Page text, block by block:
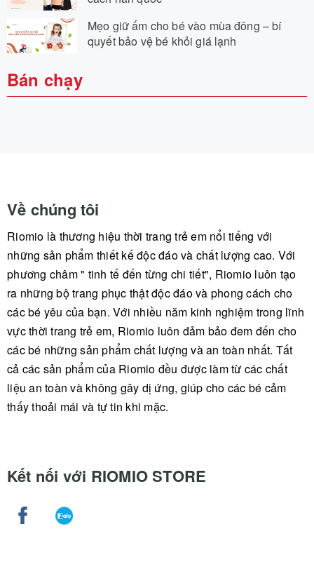
Mẹo giữ ấm cho bé vào mùa đông – bí
quyết bảo vệ bé khỏi giá lạnh
Bán chạy
Về chúng tôi
Riomio là thương hiệu thời trang trẻ em nổi tiếng với
những sản phẩm thiết kế độc đáo và chất lượng cao. Với
phương châm " tinh tế đến từng chi tiết", Riomio luôn tạo
ra những bộ trang phục thật độc đáo và phong cách cho
các bé yêu của bạn. Với nhiều năm kinh nghiệm trong lĩnh
vực thời trang trẻ em, Riomio luôn đảm bảo đem đến cho
các bé những sản phẩm chất lượng và an toàn nhất. Tất
cả các sản phẩm của Riomio đều được làm từ các chất
liệu an toàn và không gây dị ứng, giúp cho các bé cảm
thấy thoải mái và tự tin khi mặc.
Kết nối với RIOMIO STORE